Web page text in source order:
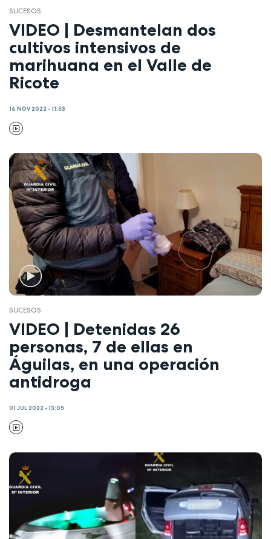
SUCESOS
VIDEO | Desmantelan dos
cultivos intensivos de
marihuana en el Valle de
Ricote
16 NOV 2022 - 11:53
SUCESOS
VIDEO | Detenidas 26
personas, 7 de ellas en
Águilas, en una operación
antidroga
01 JUL 2022 - 13:05